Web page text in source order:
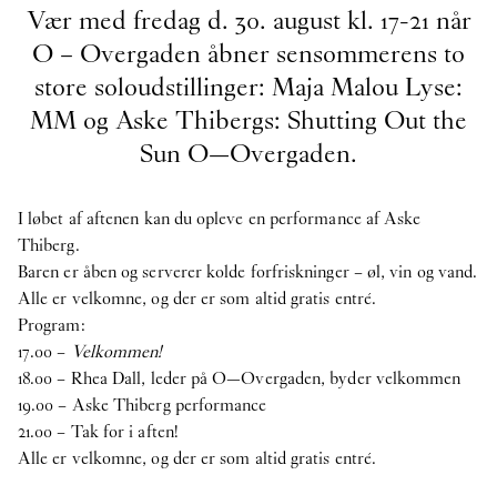
Vær med fredag d. 30. august kl. 17-21 når
O – Overgaden åbner sensommerens to
store soloudstillinger: Maja Malou Lyse:
MM og Aske Thibergs: Shutting Out the
Sun O—Overgaden.
I løbet af aftenen kan du opleve en performance af Aske
Thiberg.
Baren er åben og serverer kolde forfriskninger – øl, vin og vand.
Alle er velkomne, og der er som altid gratis entré.
Program:
17.00 – Velkommen!
18.00 – Rhea Dall, leder på O—Overgaden, byder velkommen
19.00 – Aske Thiberg performance
21.00 – Tak for i aften!
Alle er velkomne, og der er som altid gratis entré.